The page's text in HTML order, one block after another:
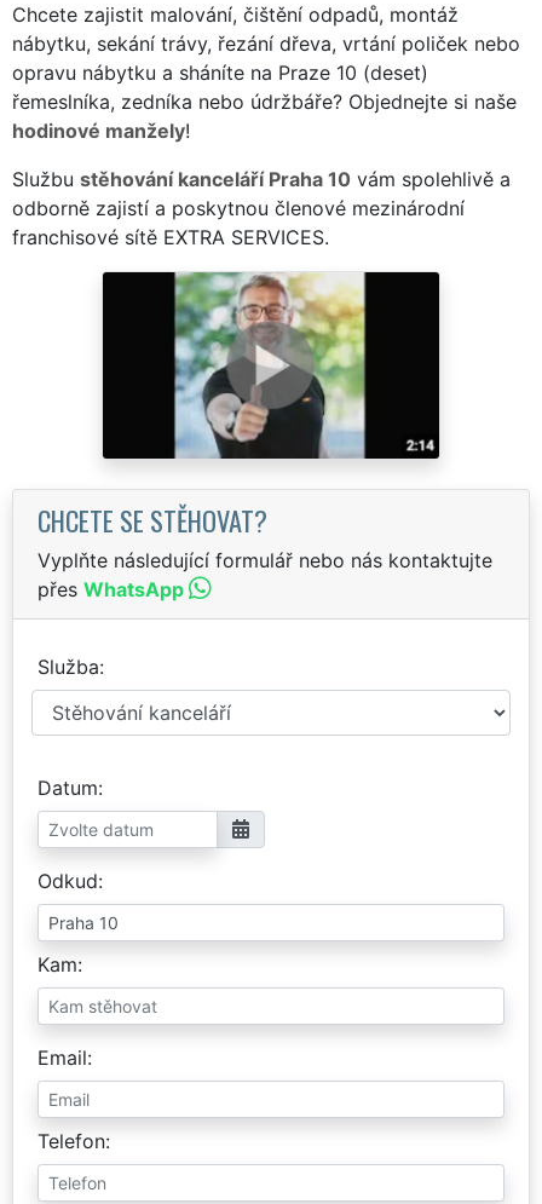
Chcete zajistit malování, čištění odpadů, montáž
nábytku, sekání trávy, řezání dřeva, vrtání poliček nebo
opravu nábytku a sháníte na Praze 10 (deset)
řemeslníka, zedníka nebo údržbáře? Objednejte si naše
hodinové manžely!
Službu stěhování kanceláří Praha 10 vám spolehlivě a
odborně zajistí a poskytnou členové mezinárodní
franchisové sítě EXTRA SERVICES.
CHCETE SE STĚHOVAT?
Vyplňte následující formulář nebo nás kontaktujte
přes WhatsApp
Služba
Datum
Odkud
Kam
Email
Telefon